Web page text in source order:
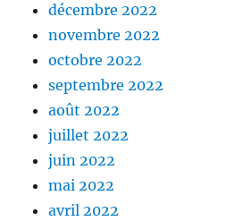
décembre 2022
novembre 2022
octobre 2022
septembre 2022
août 2022
juillet 2022
juin 2022
mai 2022
avril 2022